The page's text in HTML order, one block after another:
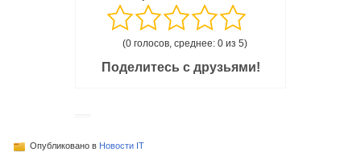
(0 голосов, среднее: 0 из 5)
Поделитесь с друзьями!
Опубликовано в Новости IT